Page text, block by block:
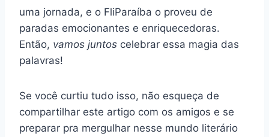
uma jornada, e o FliParaíba o proveu de
paradas emocionantes e enriquecedoras.
Então, vamos juntos celebrar essa magia das
palavras!
Se você curtiu tudo isso, não esqueça de
compartilhar este artigo com os amigos e se
preparar pra mergulhar nesse mundo literário